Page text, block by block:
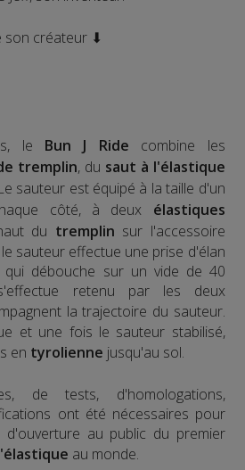
son créateur ⬇
le Bun J Ride combine les
tremplin, du saut à l'élastique
sauteur est équipé à la taille d'un
côté, à deux élastiques
du tremplin sur l'accessoire
sauteur effectue une prise d'élan
qui débouche sur un vide de 40
retenu par les deux
la trajectoire du sauteur.
et une fois le sauteur stabilisé,
en tyrolienne jusqu'au sol.
de tests, d'homologations,
ont été nécessaires pour
d'ouverture au public du premier
au monde.